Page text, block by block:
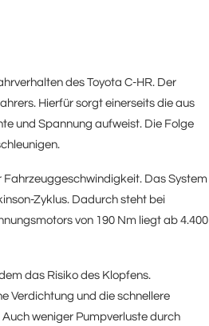
des Toyota C-HR. Der
Hierfür sorgt einerseits die aus
und Spannung aufweist. Die Folge
Fahrzeuggeschwindigkeit. Das System
Zyklus. Dadurch steht bei
von 190 Nm liegt ab 4.400
das Risiko des Klopfens.
Verdichtung und die schnellere
weniger Pumpverluste durch